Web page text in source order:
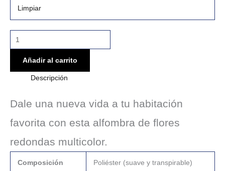
Limpiar
Añadir al carrito
Descripción
Dale una nueva vida a tu habitación
favorita con esta alfombra de flores
redondas multicolor.
Composición Poliéster (suave y transpirable)